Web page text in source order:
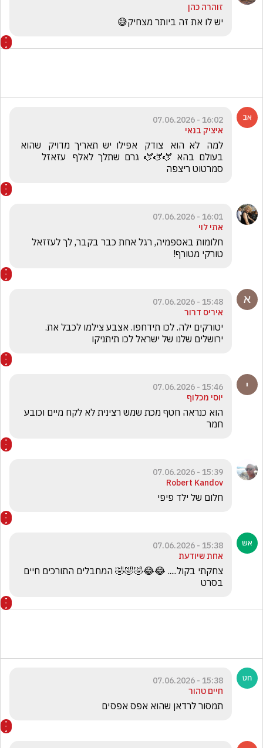
זוהרה כהן
יש לו את זה ביותר מצחיק😅
16:02 - 07.06.2026
איציק בנאי
סמרטוט ריצפה
16:01 - 07.06.2026
אתי לוי
טורקי מטורף!
15:48 - 07.06.2026
איריס דרור
ירושלים שלנו של ישראל לכו תיתניקו
15:46 - 07.06.2026
יוסי מכלוף
חמר
15:39 - 07.06.2026
Robert Kandov
חלום של ילד פיפי
15:38 - 07.06.2026
אחת שיודעת
בסרט
15:38 - 07.06.2026
חיים טהור
תמסור לרדאן שהוא אפס אפסים